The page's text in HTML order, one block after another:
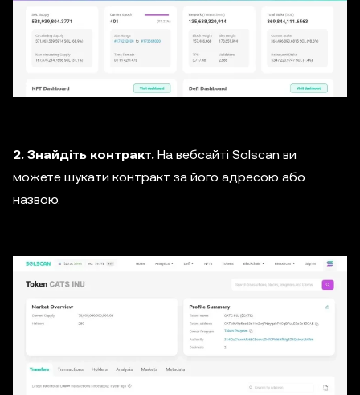
2. Знайдіть контракт. На вебсайті Solscan ви
можете шукати контракт за його адресою або
назвою.